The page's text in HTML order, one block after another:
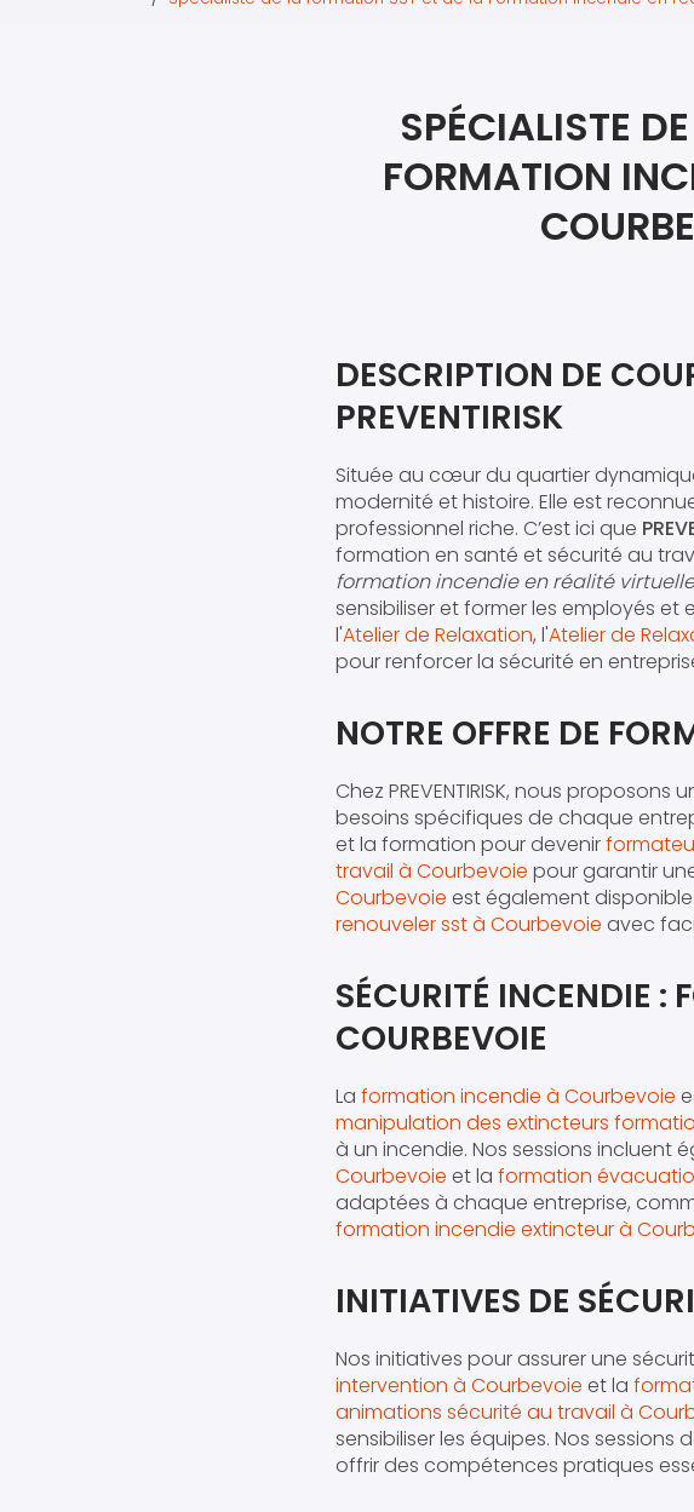
SPÉCIALISTE
FORMATION
DESCRIPTION DE
PREVENTIRISK
Située au cœur du quartier
modernité et histoire. Elle est
professionnel riche. C’est ici que
formation en santé et sécurité au
formation incendie en réalité virtuelle
sensibiliser et former les employés et
l'Atelier de Relaxation, l'Atelier de
pour renforcer la sécurité en
NOTRE OFFRE DE
Chez PREVENTIRISK, nous proposons
besoins spécifiques de chaque
et la formation pour devenir
travail à Courbevoie pour garantir
Courbevoie est également
renouveler sst à Courbevoie avec
SÉCURITÉ INCENDIE :
COURBEVOIE
La formation incendie à Courbevoie
manipulation des extincteurs
à un incendie. Nos sessions incluent
Courbevoie et la formation
adaptées à chaque entreprise,
formation incendie extincteur à
INITIATIVES DE
Nos initiatives pour assurer une
intervention à Courbevoie et la
animations sécurité au travail à
sensibiliser les équipes. Nos sessions
offrir des compétences pratiques